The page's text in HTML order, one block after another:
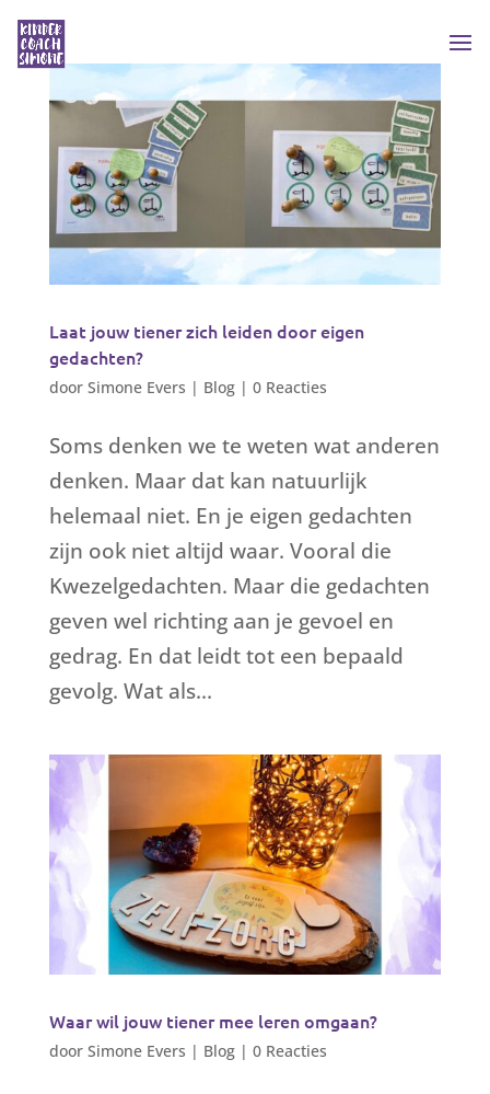
Laat jouw tiener zich leiden door eigen
gedachten?
door Simone Evers | Blog| 0 Reacties
Soms denken we te weten wat anderen
denken. Maar dat kan natuurlijk
helemaal niet. En je eigen gedachten
zijn ook niet altijd waar. Vooral die
Kwezelgedachten. Maar die gedachten
geven wel richting aan je gevoel en
gedrag. En dat leidt tot een bepaald
gevolg. Wat als...
Waar wil jouw tiener mee leren omgaan?
door Simone Evers | Blog| 0 Reacties